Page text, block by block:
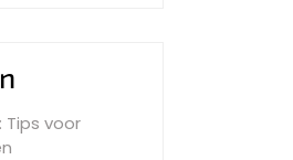
Tips voor